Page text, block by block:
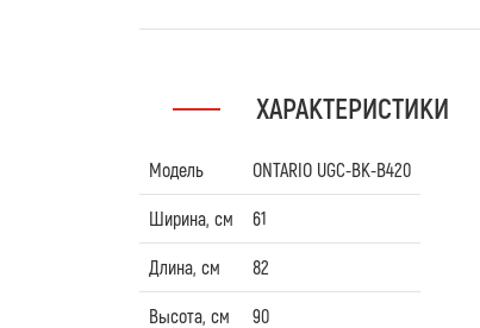
ХАРАКТЕРИСТИКИ
Модель ONTARIO UGC-BK-B420
Ширина, см 61
Длина, см 82
Высота, см 90